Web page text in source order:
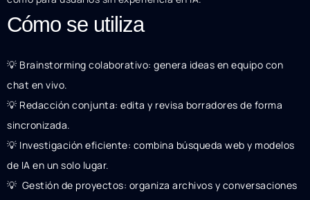
Cómo se utiliza
💡 Brainstorming colaborativo: genera ideas en equipo con
chat en vivo.
💡 Redacción conjunta: edita y revisa borradores de forma
sincronizada.
💡 Investigación eficiente: combina búsqueda web y modelos
de IA en un solo lugar.
💡 ️ Gestión de proyectos: organiza archivos y conversaciones